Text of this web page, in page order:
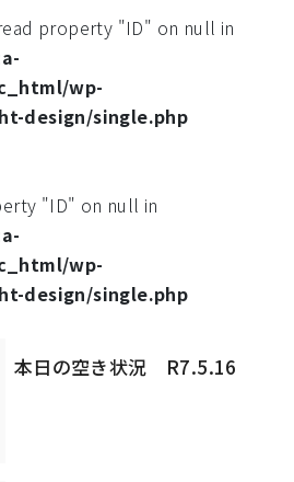
property "ID" on null in
wp-
design/single.php
"ID" on null in
wp-
design/single.php
本日の空き状況 R7.5.16